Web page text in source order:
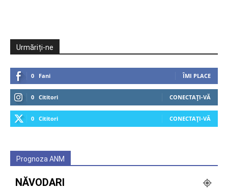
Urmăriți-ne
0 Fani ÎMI PLACE
0 Cititori CONECTAȚI-VĂ
0 Cititori CONECTAȚI-VĂ
Prognoza ANM
NĂVODARI